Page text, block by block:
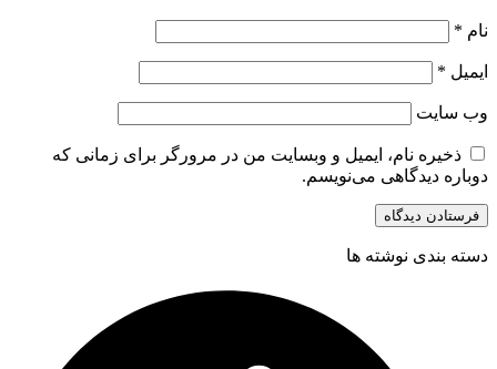
نام *
ایمیل *
وب‌ سایت
ذخیره نام، ایمیل و وبسایت من در مرورگر برای زمانی که
دوباره دیدگاهی می‌نویسم.
دسته بندی نوشته ها